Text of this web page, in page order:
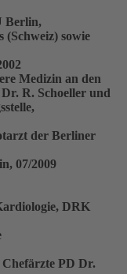
Berlin,
(Schweiz) sowie
Medizin an den
R. Schoeller und
der Berliner
07/2009
DRK
Chefärzte PD Dr.